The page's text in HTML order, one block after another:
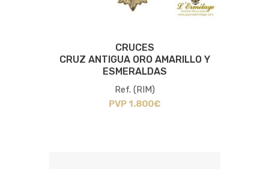
CRUCES
CRUZ ANTIGUA ORO AMARILLO Y
ESMERALDAS
Ref. (RIM)
PVP 1.800€